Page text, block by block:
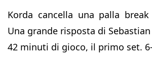
Korda cancella una palla
Una grande risposta di
42 minuti di gioco, il primo set.